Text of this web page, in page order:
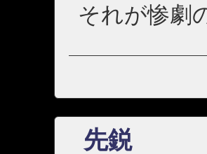
それが惨劇
先鋭